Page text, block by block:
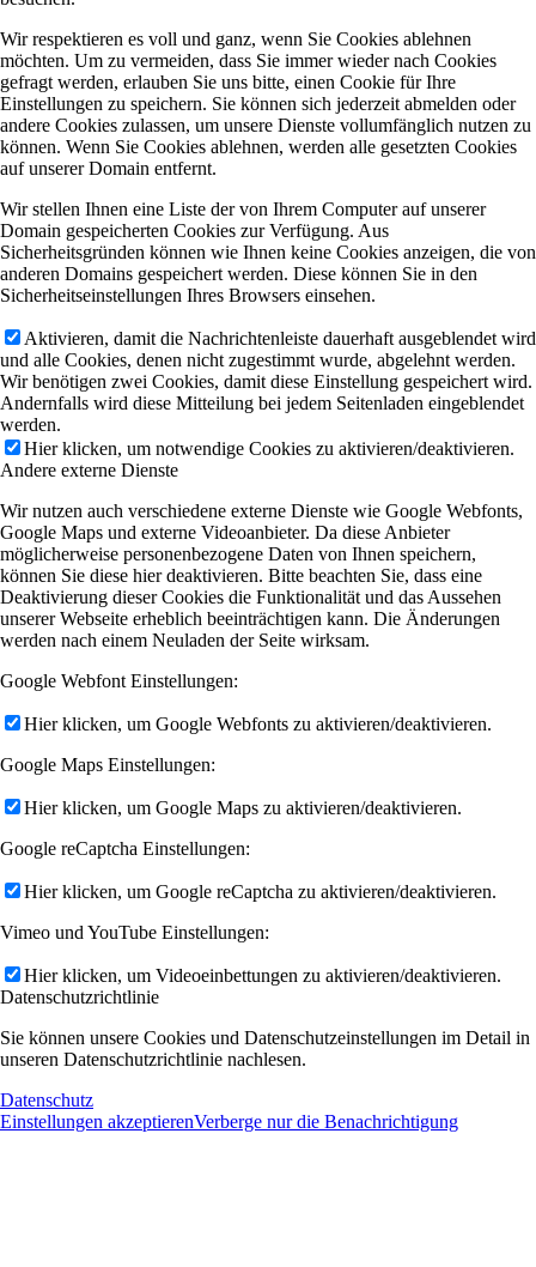
Wir respektieren es voll und ganz, wenn Sie Cookies ablehnen
möchten. Um zu vermeiden, dass Sie immer wieder nach Cookies
gefragt werden, erlauben Sie uns bitte, einen Cookie für Ihre
Einstellungen zu speichern. Sie können sich jederzeit abmelden oder
andere Cookies zulassen, um unsere Dienste vollumfänglich nutzen zu
können. Wenn Sie Cookies ablehnen, werden alle gesetzten Cookies
auf unserer Domain entfernt.
Wir stellen Ihnen eine Liste der von Ihrem Computer auf unserer
Domain gespeicherten Cookies zur Verfügung. Aus
Sicherheitsgründen können wie Ihnen keine Cookies anzeigen, die von
anderen Domains gespeichert werden. Diese können Sie in den
Sicherheitseinstellungen Ihres Browsers einsehen.
Aktivieren, damit die Nachrichtenleiste dauerhaft ausgeblendet wird
und alle Cookies, denen nicht zugestimmt wurde, abgelehnt werden.
Wir benötigen zwei Cookies, damit diese Einstellung gespeichert wird.
Andernfalls wird diese Mitteilung bei jedem Seitenladen eingeblendet
werden.
Hier klicken, um notwendige Cookies zu aktivieren/deaktivieren.
Andere externe Dienste
Wir nutzen auch verschiedene externe Dienste wie Google Webfonts,
Google Maps und externe Videoanbieter. Da diese Anbieter
möglicherweise personenbezogene Daten von Ihnen speichern,
können Sie diese hier deaktivieren. Bitte beachten Sie, dass eine
Deaktivierung dieser Cookies die Funktionalität und das Aussehen
unserer Webseite erheblich beeinträchtigen kann. Die Änderungen
werden nach einem Neuladen der Seite wirksam.
Google Webfont Einstellungen:
Hier klicken, um Google Webfonts zu aktivieren/deaktivieren.
Google Maps Einstellungen:
Hier klicken, um Google Maps zu aktivieren/deaktivieren.
Google reCaptcha Einstellungen:
Hier klicken, um Google reCaptcha zu aktivieren/deaktivieren.
Vimeo und YouTube Einstellungen:
Hier klicken, um Videoeinbettungen zu aktivieren/deaktivieren.
Datenschutzrichtlinie
Sie können unsere Cookies und Datenschutzeinstellungen im Detail in
unseren Datenschutzrichtlinie nachlesen.
Datenschutz
Einstellungen akzeptierenVerberge nur die Benachrichtigung